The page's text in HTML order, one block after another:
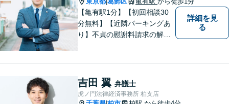
【亀有駅1分】【初回相談30
分無料】【近隣パーキングあ
り】不貞の慰謝料請求の解決
り添い、解決へ向けて尽力し
ます。
詳細を見
る
吉田 翼 弁護士
虎ノ門法律経済事務所 柏支店